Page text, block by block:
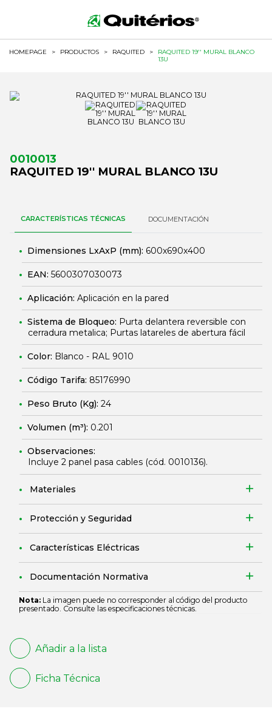
HOMEPAGE > PRODUCTOS > RAQUITED >
RAQUITED 19'' MURAL BLANCO
13U
0010013
RAQUITED 19'' MURAL BLANCO 13U
CARACTERÍSTICAS TÉCNICAS DOCUMENTACIÓN
Dimensiones LxAxP (mm): 600x690x400
EAN: 5600307030073
Aplicación: Aplicación en la pared
Sistema de Bloqueo: Purta delantera reversible con
cerradura metalica; Purtas latareles de abertura fácil
Color: Blanco - RAL 9010
Código Tarifa: 85176990
Peso Bruto (Kg): 24
Volumen (m³): 0.201
Observaciones:
Incluye 2 panel pasa cables (cód. 0010136).
Materiales
Protección y Seguridad
Características Eléctricas
Documentación Normativa
Nota: La imagen puede no corresponder al código del producto
presentado. Consulte las especificaciones técnicas.
Añadir a la lista
Ficha Técnica